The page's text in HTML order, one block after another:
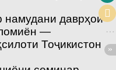
намудани даврҳои
—
Тоҷикистон